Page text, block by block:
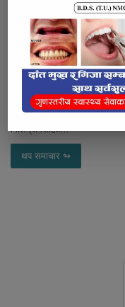
पक्राउ
२०८३ श्रावण २०,
कञ्चनपुर-कञ्चनपुरका एक जना
नगरपालिका–१ खल्ला पिपल
मिलिग्रामसहित…
थप समाचार ↬